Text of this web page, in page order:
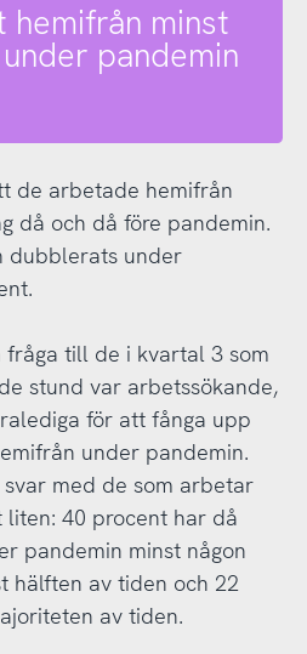
hemifrån minst
pandemin
de arbetade hemifrån
då och då före pandemin.
dubblerats under
till de i kvartal 3 som
stund var arbetssökande,
för att fånga upp
under pandemin.
med de som arbetar
40 procent har då
pandemin minst någon
hälften av tiden och 22
av tiden.